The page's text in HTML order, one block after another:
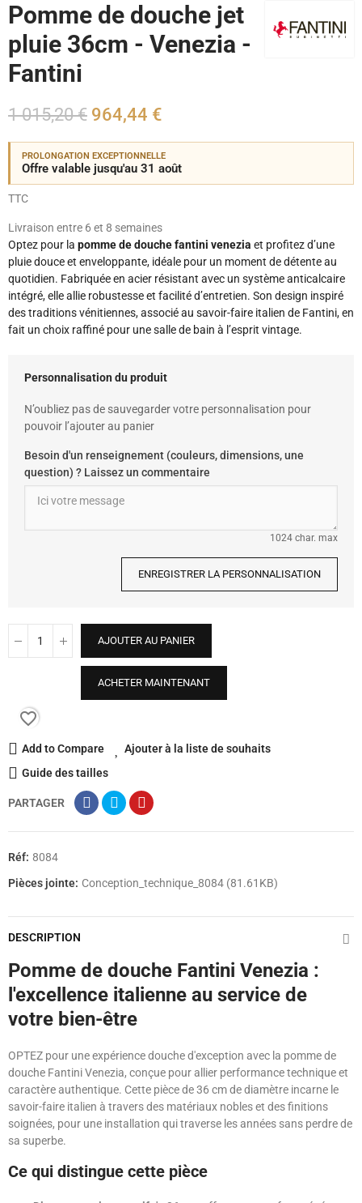
Pomme de douche jet
pluie 36cm - Venezia -
Fantini
1 015,20 € 964,44 €
PROLONGATION EXCEPTIONNELLE
Offre valable jusqu'au 31 août
TTC
Livraison entre 6 et 8 semaines
Optez pour la pomme de douche fantini venezia et profitez d’une
pluie douce et enveloppante, idéale pour un moment de détente au
quotidien. Fabriquée en acier résistant avec un système anticalcaire
intégré, elle allie robustesse et facilité d’entretien. Son design inspiré
des traditions vénitiennes, associé au savoir-faire italien de Fantini, en
fait un choix raffiné pour une salle de bain à l’esprit vintage.
Personnalisation du produit
N’oubliez pas de sauvegarder votre personnalisation pour
pouvoir l’ajouter au panier
Besoin d'un renseignement (couleurs, dimensions, une
question) ? Laissez un commentaire
1024 char. max
ENREGISTRER LA PERSONNALISATION
AJOUTER AU PANIER
ACHETER MAINTENANT
favorite_border
Add to Compare
Ajouter à la liste de souhaits
Guide des tailles
PARTAGER
Réf: 8084
Pièces jointe: Conception_technique_8084 (81.61KB)
DESCRIPTION
Pomme de douche Fantini Venezia :
l'excellence italienne au service de
votre bien-être
OPTEZ pour une expérience douche d'exception avec la pomme de
douche Fantini Venezia, conçue pour allier performance technique et
caractère authentique. Cette pièce de 36 cm de diamètre incarne le
savoir-faire italien à travers des matériaux nobles et des finitions
soignées, pour une installation qui traverse les années sans perdre de
sa superbe.
Ce qui distingue cette pièce